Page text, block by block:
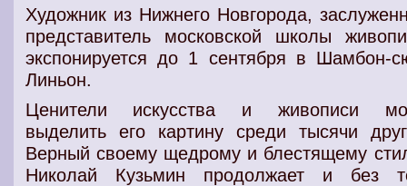
Художник из Нижнего Новгорода,
представитель московской школы
экспонируется до 1 сентября в Шамбон-
Линьон.
Ценители искусства и живописи
выделить его картину среди тысячи
Верный своему щедрому и блестящему
Николай Кузьмин продолжает и без